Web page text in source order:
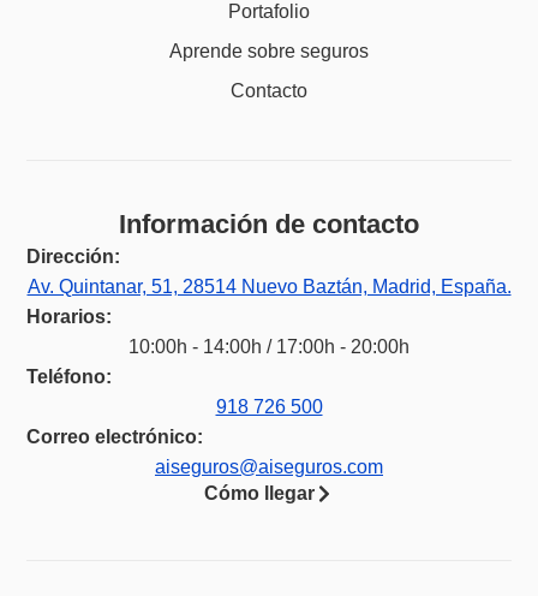
Portafolio
Aprende sobre seguros
Contacto
Información de contacto
Dirección:
Av. Quintanar, 51, 28514 Nuevo Baztán, Madrid, España.
Horarios:
10:00h - 14:00h / 17:00h - 20:00h
Teléfono:
918 726 500
Correo electrónico:
aiseguros@aiseguros.com
Cómo llegar